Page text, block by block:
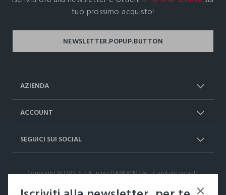
tuo prossimo acquisto!
AZIENDA
Dichiarazione accessibilità
ACCOUNT
17)
SEGUICI SUI SOCIAL
TikTok
Copyright © OVS S.p.A, p.iva 04240010274 - Capitale sociale